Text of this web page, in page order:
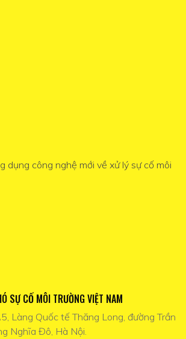
dụng công nghệ mới về xử lý sự cố môi
SỰ CỐ MÔI TRƯỜNG VIỆT NAM
Làng Quốc tế Thăng Long, đường Trần
Nghĩa Đô, Hà Nội.